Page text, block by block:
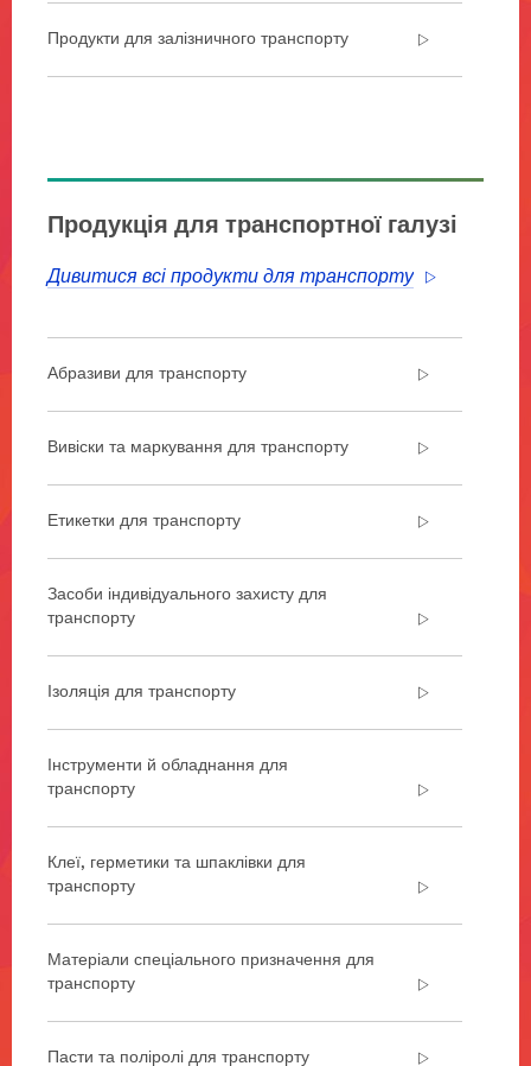
Продукти для залізничного транспорту
Aerospace
***
url**
/3M/uk_UA/company-
3m-
N=5002385+8709324+8709962+8711017&rt=r3
Продукти
для
аерокосмічної
галузі
Прагнучи
створення
легшого,
тихішого
може
бути
швидше,
ми
розробляємо
надаємо
ряд
аерокосмічної
галузі.
Продукція для транспортної галузі
Дивитися всі продукти для транспорту
Абразиви для транспорту
Вивіски та маркування для транспорту
Етикетки для транспорту
Засоби індивідуального захисту для
транспорту
Ізоляція для транспорту
Інструменти й обладнання для
транспорту
Клеї, герметики та шпаклівки для
транспорту
Матеріали спеціального призначення для
транспорту
Пасти та поліролі для транспорту